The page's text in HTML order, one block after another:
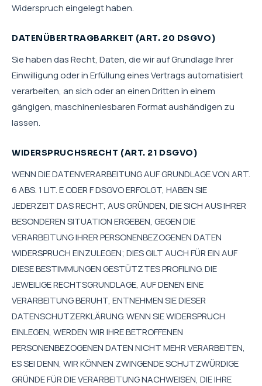
Widerspruch eingelegt haben.
DATENÜBERTRAGBARKEIT (ART. 20 DSGVO)
Sie haben das Recht, Daten, die wir auf Grundlage Ihrer
Einwilligung oder in Erfüllung eines Vertrags automatisiert
verarbeiten, an sich oder an einen Dritten in einem
gängigen, maschinenlesbaren Format aushändigen zu
lassen.
WIDERSPRUCHSRECHT (ART. 21 DSGVO)
WENN DIE DATENVERARBEITUNG AUF GRUNDLAGE VON ART.
6 ABS. 1 LIT. E ODER F DSGVO ERFOLGT, HABEN SIE
JEDERZEIT DAS RECHT, AUS GRÜNDEN, DIE SICH AUS IHRER
BESONDEREN SITUATION ERGEBEN, GEGEN DIE
VERARBEITUNG IHRER PERSONENBEZOGENEN DATEN
WIDERSPRUCH EINZULEGEN; DIES GILT AUCH FÜR EIN AUF
DIESE BESTIMMUNGEN GESTÜTZTES PROFILING. DIE
JEWEILIGE RECHTSGRUNDLAGE, AUF DENEN EINE
VERARBEITUNG BERUHT, ENTNEHMEN SIE DIESER
DATENSCHUTZERKLÄRUNG. WENN SIE WIDERSPRUCH
EINLEGEN, WERDEN WIR IHRE BETROFFENEN
PERSONENBEZOGENEN DATEN NICHT MEHR VERARBEITEN,
ES SEI DENN, WIR KÖNNEN ZWINGENDE SCHUTZWÜRDIGE
GRÜNDE FÜR DIE VERARBEITUNG NACHWEISEN, DIE IHRE